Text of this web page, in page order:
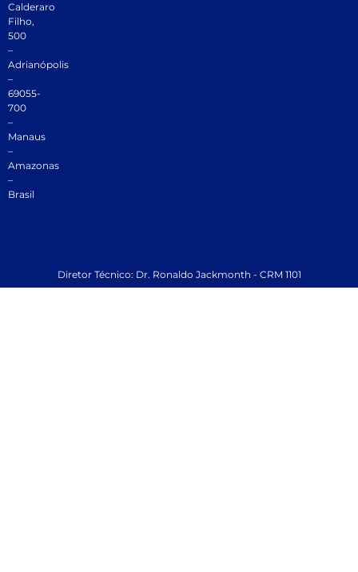
Calderaro
Filho,
500
–
Adrianópolis
–
69055-
700
–
Manaus
–
Amazonas
–
Brasil
Diretor Técnico: Dr. Ronaldo Jackmonth - CRM 1101